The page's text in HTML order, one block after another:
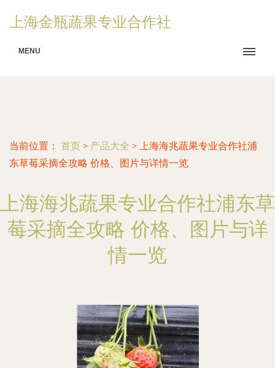
上海金瓶蔬果专业合作社
MENU
当前位置： 首页 > 产品大全 > 上海海兆蔬果专业合作社浦
东草莓采摘全攻略 价格、图片与详情一览
上海海兆蔬果专业合作社浦东草
莓采摘全攻略 价格、图片与详
情一览